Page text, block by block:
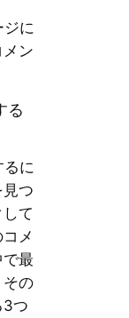
に
ン
る
に
つ
て
メ
最
の
3つ